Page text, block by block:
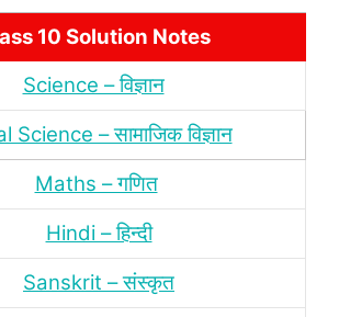
10 Solution Notes
Science – विज्ञान
Science – सामाजिक विज्ञान
Maths – गणित
Hindi – हिन्‍दी
Sanskrit – संस्‍कृत